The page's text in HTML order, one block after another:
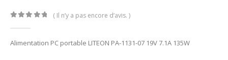
( Il n’y a pas encore d’avis. )
Alimentation PC portable LITEON PA-1131-07 19V 7.1A 135W